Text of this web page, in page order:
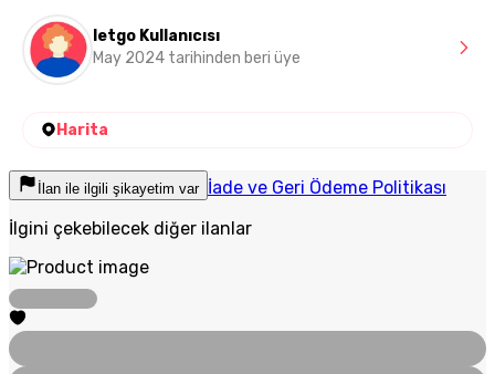
letgo Kullanıcısı
May 2024 tarihinden beri üye
Harita
İlan ile ilgili şikayetim var İade ve Geri Ödeme Politikası
İlgini çekebilecek diğer ilanlar